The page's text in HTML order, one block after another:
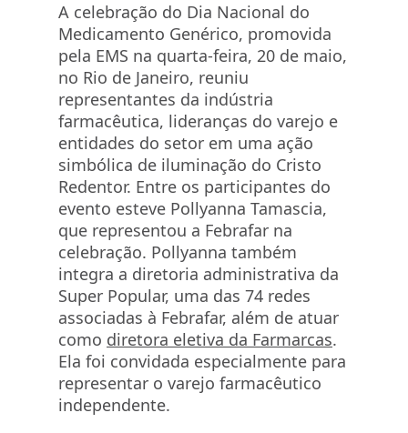
A celebração do Dia Nacional do
Medicamento Genérico, promovida
pela EMS na quarta-feira, 20 de maio,
no Rio de Janeiro, reuniu
representantes da indústria
farmacêutica, lideranças do varejo e
entidades do setor em uma ação
simbólica de iluminação do Cristo
Redentor. Entre os participantes do
evento esteve Pollyanna Tamascia,
que representou a Febrafar na
celebração. Pollyanna também
integra a diretoria administrativa da
Super Popular, uma das 74 redes
associadas à Febrafar, além de atuar
como diretora eletiva da Farmarcas.
Ela foi convidada especialmente para
representar o varejo farmacêutico
independente.